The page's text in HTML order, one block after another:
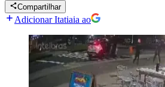
Compartilhar
Adicionar Itatiaia ao